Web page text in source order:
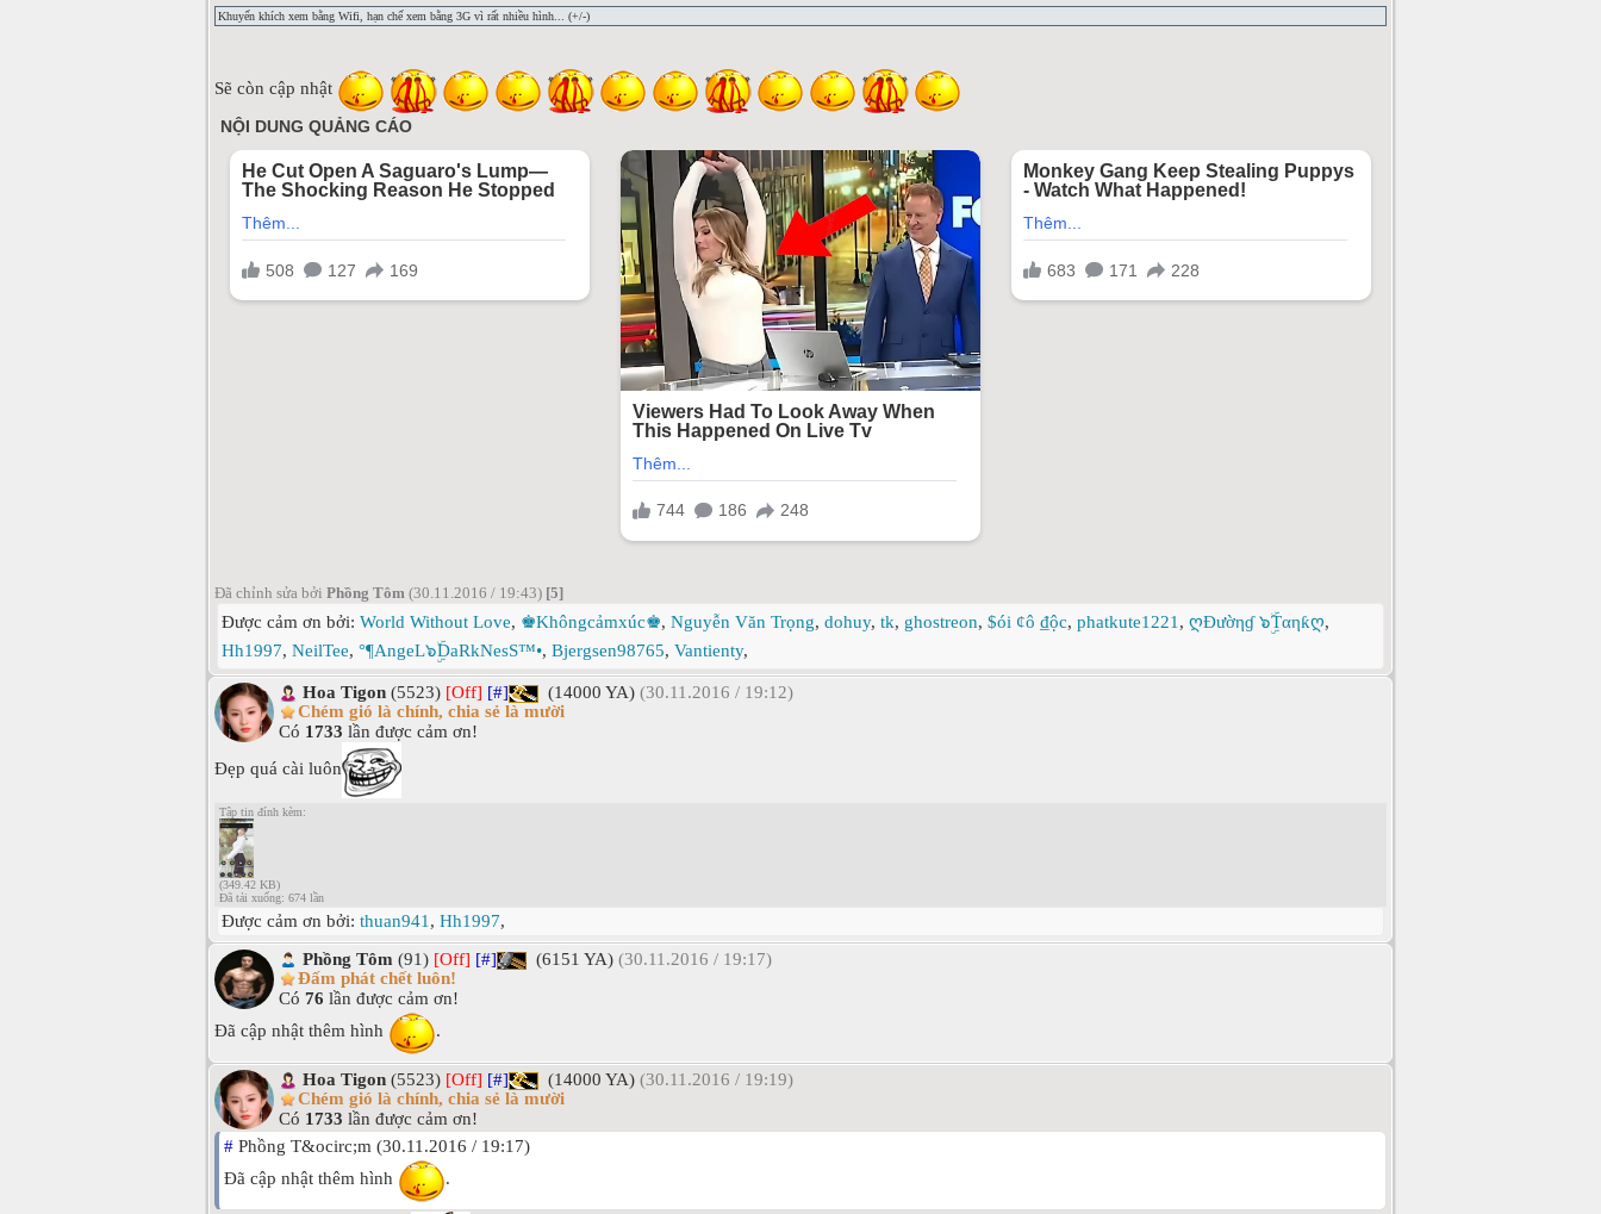
Khuyến khích xem bằng Wifi, hạn chế xem bằng 3G vì rất nhiều hình... (+/-)
Sẽ còn cập nhật
Đã chỉnh sửa bởi Phồng Tôm (30.11.2016 / 19:43) [5]
Được cảm ơn bởi: World Without Love, ♚Khôngcảmxúc♚, Nguyễn Văn Trọng, dohuy, tk, ghostreon, $ói ¢ô ₫ộc, phatkute1221 , ღĐườηɠ ๖ۣۜTαηƙღ,
Hh1997, NeilTee, °¶AngeL๖ۣۜDaRkNesS™•, Bjergsen98765, Vantienty,
Hoa Tigon (5523) [Off] [#] (14000 YA) (30.11.2016 / 19:12)
Chém gió là chính, chia sẻ là mười
Có 1733 lần được cảm ơn!
Đẹp quá cài luôn
Tập tin đính kèm:
(349.42 KB)
Đã tải xuống: 674 lần
Được cảm ơn bởi: thuan941 , Hh1997,
Phồng Tôm (91) [Off] [#] (6151 YA) (30.11.2016 / 19:17)
Đấm phát chết luôn!
Có 76 lần được cảm ơn!
Đã cập nhật thêm hình
.
Hoa Tigon (5523) [Off] [#] (14000 YA) (30.11.2016 / 19:19)
Chém gió là chính, chia sẻ là mười
Có 1733 lần được cảm ơn!
# Phồng T&ocirc;m (30.11.2016 / 19:17)
Đã cập nhật thêm hình
.